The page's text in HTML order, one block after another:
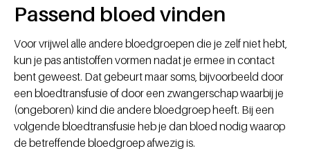
Passend bloed vinden
Voor vrijwel alle andere bloedgroepen die je zelf niet hebt,
kun je pas antistoffen vormen nadat je ermee in contact
bent geweest. Dat gebeurt maar soms, bijvoorbeeld door
een bloedtransfusie of door een zwangerschap waarbij je
(ongeboren) kind die andere bloedgroep heeft. Bij een
volgende bloedtransfusie heb je dan bloed nodig waarop
de betreffende bloedgroep afwezig is.